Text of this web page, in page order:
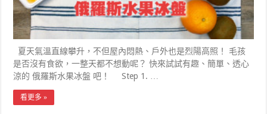
夏天氣溫直線攀升，不但屋內悶熱、戶外也是烈陽高照！ 毛孩
是否沒有食欲，一整天都不想動呢？ 快來試試有趣、簡單、透心
涼的 俄羅斯水果冰盤 吧！ Step 1. …
看更多 »